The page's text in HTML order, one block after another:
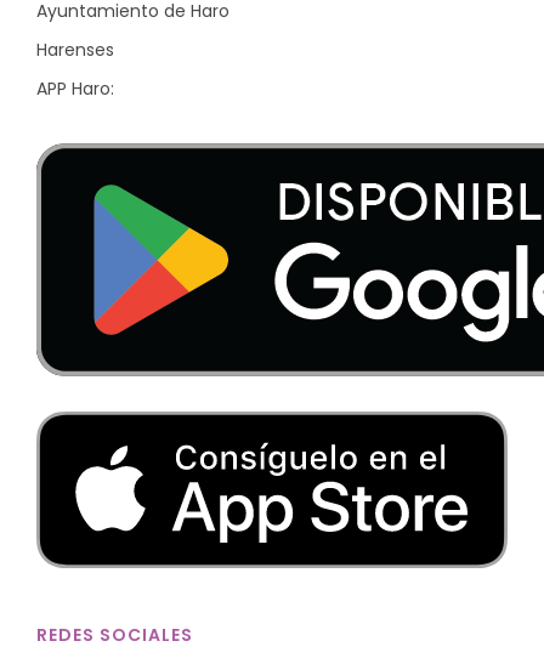
Ayuntamiento de Haro
Harenses
APP Haro:
REDES SOCIALES